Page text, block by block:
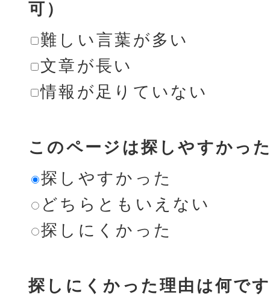
可）
難しい言葉が多い
文章が長い
情報が足りていない
このページは探しやすかっ
探しやすかった
どちらともいえない
探しにくかった
探しにくかった理由は何で